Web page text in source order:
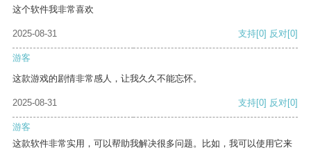
这个软件我非常喜欢
2025-08-31 支持[0] 反对[0]
游客
这款游戏的剧情非常感人，让我久久不能忘怀。
2025-08-31 支持[0] 反对[0]
游客
这款软件非常实用，可以帮助我解决很多问题。比如，我可以使用它来